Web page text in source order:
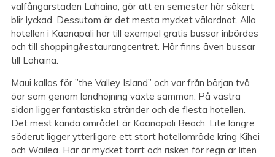
valfångarstaden Lahaina, gör att en semester här säkert
blir lyckad. Dessutom är det mesta mycket välordnat. Alla
hotellen i Kaanapali har till exempel gratis bussar inbördes
och till shopping/restaurangcentret. Här finns även bussar
till Lahaina.
Maui kallas för ”the Valley Island” och var från början två
öar som genom landhöjning växte samman. På västra
sidan ligger fantastiska stränder och de flesta hotellen.
Det mest kända området är Kaanapali Beach. Lite längre
söderut ligger ytterligare ett stort hotellområde kring Kihei
och Wailea. Här är mycket torrt och risken för regn är liten